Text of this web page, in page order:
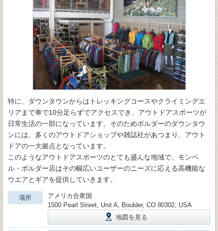
特に、ダウンタウンからはトレッキングコースやクライミングエ
リアまで車で10分足らずでアクセスでき、アウトドアスポーツが
日常生活の一部になっています。そのためボルダーのダウンタウ
ンには、多くのアウトドアショップや雑誌社があつまり、アウト
ドアの一大拠点となっています。
このようなアウトドアスポーツのとても盛んな地域で、モンベ
ル・ボルダー店はその幅広いユーザーのニーズに応える高機能な
ウエアとギアを提供していきます。
場所
アメリカ合衆国
1500 Pearl Street, Unit A, Boulder, CO 80302, USA
地図を見る